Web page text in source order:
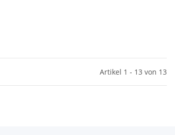
Artikel 1 - 13 von 13